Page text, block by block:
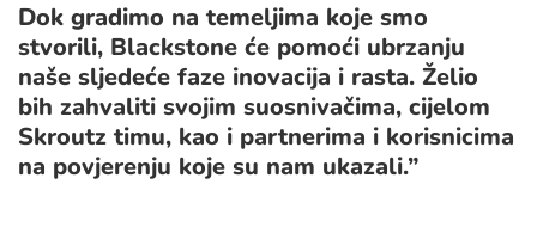
Dok gradimo na temeljima koje smo
stvorili, Blackstone će pomoći ubrzanju
naše sljedeće faze inovacija i rasta. Želio
bih zahvaliti svojim suosnivačima, cijelom
Skroutz timu, kao i partnerima i korisnicima
na povjerenju koje su nam ukazali.”